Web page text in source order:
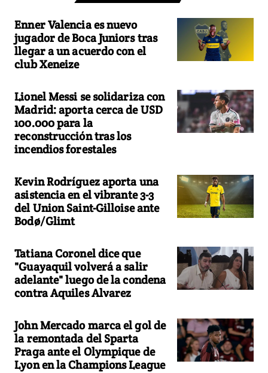
Enner Valencia es nuevo
jugador de Boca Juniors tras
llegar a un acuerdo con el
club Xeneize
Lionel Messi se solidariza con
Madrid: aporta cerca de USD
100.000 para la
reconstrucción tras los
incendios forestales
Kevin Rodríguez aporta una
asistencia en el vibrante 3-3
del Union Saint-Gilloise ante
Bodø/Glimt
Tatiana Coronel dice que
"Guayaquil volverá a salir
adelante" luego de la condena
contra Aquiles Alvarez
John Mercado marca el gol de
la remontada del Sparta
Praga ante el Olympique de
Lyon en la Champions League